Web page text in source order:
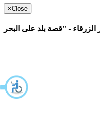
×Close